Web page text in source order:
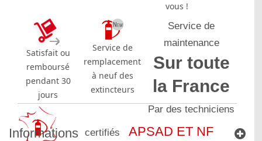
vous !
Satisfait ou
remboursé
pendant 30
jours
Service de
remplacement
à neuf des
extincteurs
Service de
maintenance
Sur toute
la France
Par des techniciens
certifiés
APSAD ET NF
Informations